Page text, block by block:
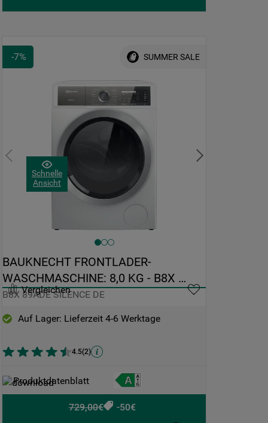
Schnelle
Ansicht
-7% SUMMER SALE
Vergleichen
BAUKNECHT FRONTLADER-
WASCHMASCHINE: 8,0 KG - B8X
89ADE SILENCE DE
B8X 89ADE SILENCE DE
Auf Lager: Lieferzeit 4-6 Werktage
4.5(2)
Produktdatenblatt
729,00€ -50€